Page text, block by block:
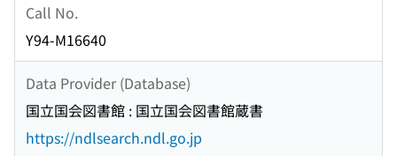
Call No.
Y94-M16640
Data Provider (Database)
国立国会図書館 : 国立国会図書館蔵書
https://ndlsearch.ndl.go.jp